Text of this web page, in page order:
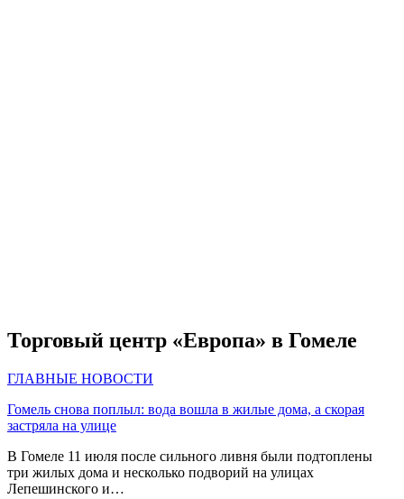
Торговый центр «Европа» в Гомеле
ГЛАВНЫЕ НОВОСТИ
Гомель снова поплыл: вода вошла в жилые дома, а скорая
застряла на улице
В Гомеле 11 июля после сильного ливня были подтоплены
три жилых дома и несколько подворий на улицах
Лепешинского и…